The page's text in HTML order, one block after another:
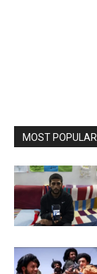
MOST POPULAR